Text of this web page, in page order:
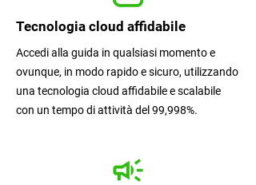
Tecnologia cloud affidabile
Accedi alla guida in qualsiasi momento e
ovunque, in modo rapido e sicuro, utilizzando
una tecnologia cloud affidabile e scalabile
con un tempo di attività del 99,998%.